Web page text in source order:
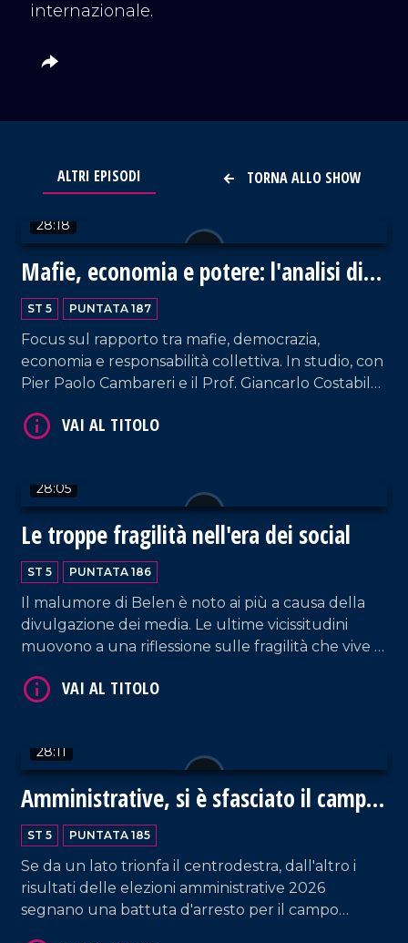
internazionale.
TORNA ALLO SHOW
ALTRI EPISODI
28:18
Mafie, economia e potere: l'analisi di
Nicaso
ST 5 PUNTATA 187
Focus sul rapporto tra mafie, democrazia,
economia e responsabilità collettiva. In studio, con
Pier Paolo Cambareri e il Prof. Giancarlo Costabile,
tra i massimi studiosi delle mafie a livello
VAI AL TITOLO
28:05
Le troppe fragilità nell'era dei social
ST 5 PUNTATA 186
Il malumore di Belen è noto ai più a causa della
divulgazione dei media. Le ultime vicissitudini
muovono a una riflessione sulle fragilità che vive la
soldi. Ne parliamo con Alfonso Amendola, docente
Cosenza.
VAI AL TITOLO
28:11
Amministrative, si è sfasciato il campo
largo
ST 5 PUNTATA 185
Se da un lato trionfa il centrodestra, dall'altro i
risultati delle elezioni amministrative 2026
segnano una battuta d'arresto per il campo
VAI AL TITOLO
VAI AL TITOLO